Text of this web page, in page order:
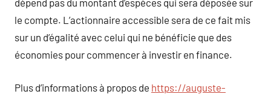
dépend pas du montant d’espèces qui sera déposée sur
le compte. L’actionnaire accessible sera de ce fait mis
sur un d’égalité avec celui qui ne bénéficie que des
économies pour commencer à investir en finance.
Plus d’informations à propos de https://auguste-